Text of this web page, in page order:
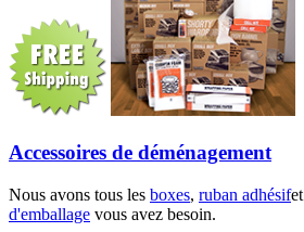
Accessoires de déménagement
Nous avons tous les boxes, ruban adhésifet
d'emballage vous avez besoin.